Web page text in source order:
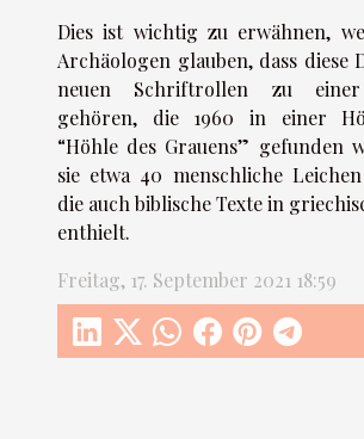
Dies ist wichtig zu erwähnen,
Archäologen glauben, dass diese
neuen Schriftrollen zu einer
gehören, die 1960 in einer
“Höhle des Grauens” gefunden
sie etwa 40 menschliche
die auch biblische Texte in
enthielt.
Freitag, 17. September 2021 18:59